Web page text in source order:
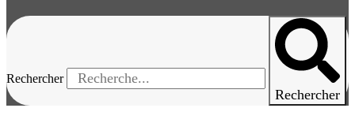
Rechercher
Rechercher